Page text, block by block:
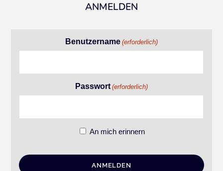
ANMELDEN
Benutzername (erforderlich)
Passwort (erforderlich)
An mich erinnern